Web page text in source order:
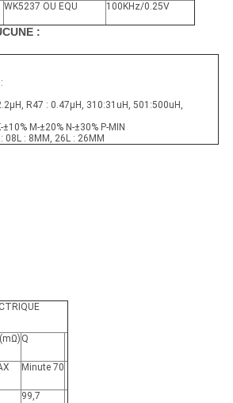
WK5237 OU EQU 100KHz/0.25V
:
R47 : 0.47μH, 310:31uH, 501:500uH,
M-±20% N-±30% P-MIN
: 8MM, 26L : 26MM
Q
Minute 70
99,7